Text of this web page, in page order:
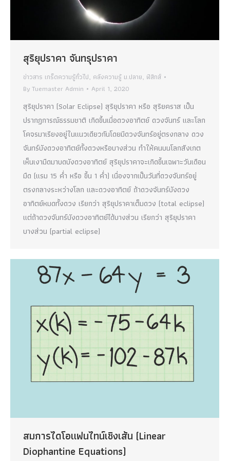
สุริยุปราคา จันทรุปราคา
ข่าวสาร เกร็ดความรู้ทั่วไป, คลังความรู้ ม.ปลาย, ฟิสิกส์
ByTuemaster Admin April 1, 2020
สุริยุปราคา (Solar Eclipse) สุริยุปราคา หรือ สุริยคราส เป็น
ปรากฏการณ์ธรรมชาติ เกิดขึ้นเมื่อดวงอาทิตย์ ดวงจันทร์ และโลก
โคจรมาเรียงอยู่ในแนวเดียวกันโดยมีดวงจันทร์อยู่ตรงกลาง ดวง
จันทร์บังดวงอาทิตย์ทั้งดวงหรือบางส่วน ทำให้คนบนโลกสังเกต
เห็นเงามืดมาบดบังดวงอาทิตย์ สุริยุปราคาจะเกิดขึ้นเฉพาะวันเดือน
มืด (แรม 15 ค่ำ หรือ ขึ้น 1 ค่ำ) เนื่องจากเป็นวันที่ดวงจันทร์อยู่
ตรงกลางระหว่างโลก และดวงอาทิตย์ ถ้าดวงจันทร์บังดวง
อาทิตย์หมดทั้งดวง เรียกว่า สุริยุปราคาเต็มดวง (total eclipse)
แต่ถ้าดวงจันทร์บังดวงอาทิตย์ได้บางส่วน เรียกว่า สุริยุปราคา
บางส่วน (partial eclipse)
สมการไดโอแฟนไทน์เชิงเส้น (Linear
Diophantine Equations)